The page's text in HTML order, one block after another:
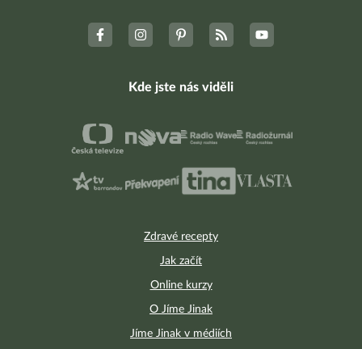
Zdravé recepty
Jak začít
Online kurzy
O Jíme Jinak
Jíme Jinak v médiích
Kde jste nás viděli